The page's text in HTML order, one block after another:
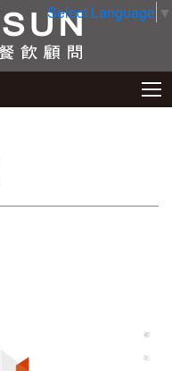
Select Language ▼